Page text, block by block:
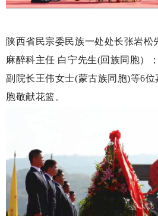
陕西省民宗委民族一处处长张岩松
麻醉科主任 白宁先生(回族同胞）
副院长王伟女士(蒙古族同胞)等6位
胞敬献花篮。